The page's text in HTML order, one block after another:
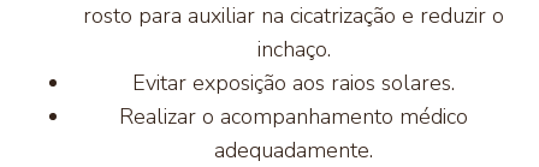
rosto para auxiliar na cicatrização e reduzir o
inchaço.
Evitar exposição aos raios solares.
Realizar o acompanhamento médico
adequadamente.